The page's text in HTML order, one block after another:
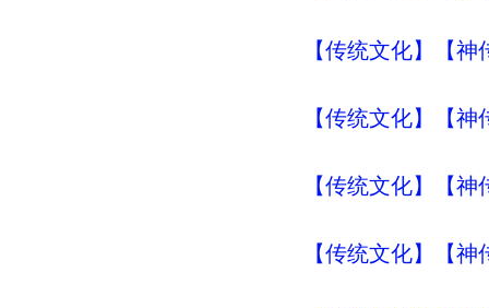
【传统文化】【
【传统文化】【
【传统文化】【
【传统文化】【